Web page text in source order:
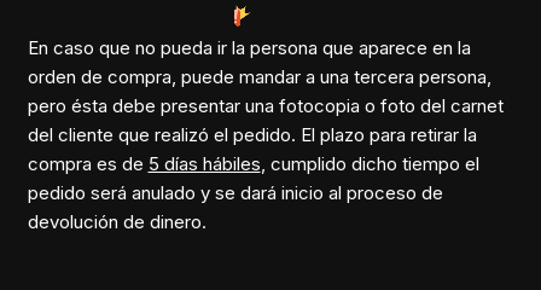
En caso que no pueda ir la persona que aparece en la
orden de compra, puede mandar a una tercera persona,
pero ésta debe presentar una fotocopia o foto del carnet
del cliente que realizó el pedido. El plazo para retirar la
compra es de 5 días hábiles, cumplido dicho tiempo el
pedido será anulado y se dará inicio al proceso de
devolución de dinero.